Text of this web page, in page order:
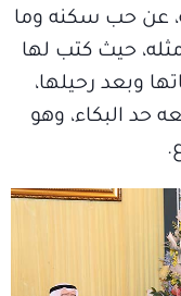
عن حب سكنه وما
حيث كتب لها
وبعد رحيلها،
حد البكاء، وهو